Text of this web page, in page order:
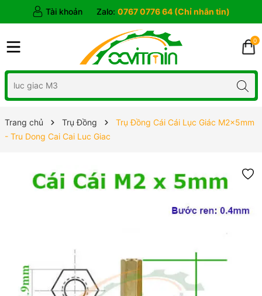
Tài khoản Zalo: 0767 0776 64 (Chỉ nhắn tin)
0
Trang chủ Trụ Đồng
Trụ Đồng Cái Cái Lục Giác M2x5mm
- Tru Dong Cai Cai Luc Giac